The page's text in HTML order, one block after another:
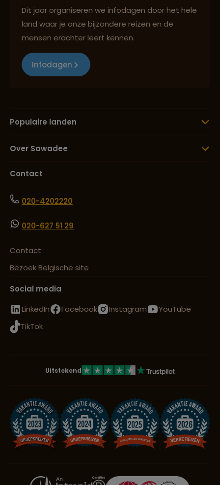
Dit jaar organiseren we infodagen door het hele
land waar je onze bijzondere reizen en de
mensen erachter leert kennen.
Infodagen
Populaire landen
Over Sawadee
Contact
020-4202220
020-627 51 29
Contact
Bezoek Belgische site
Social media
LinkedIn
Facebook Instagram
YouTube
TikTok
Uitstekend